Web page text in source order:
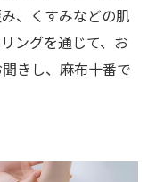
、くすみなどの肌
ングを通じて、お
きし、麻布十番で